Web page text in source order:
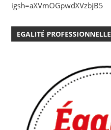
igsh=aXVmOGpwdXVzbjB5
EGALITÉ PROFESSIONNELLE